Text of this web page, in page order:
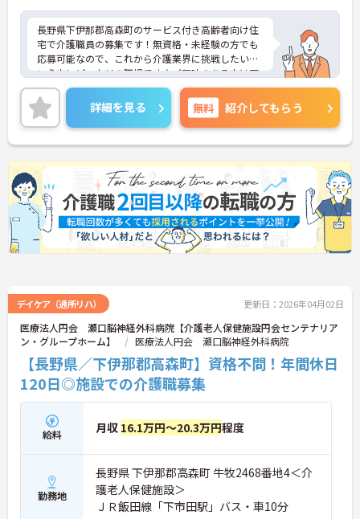
長野県下伊那郡高森町のサービス付き高齢者向け住
宅で介護職員の募集です！無資格・未経験の方でも
応募可能なので、これから介護業界に挑戦したいと
いう方にピッタリの職場です♪ご興味のある方は面
接ポイントをお伝えしますので、お気軽にご相談く
ださい！
詳細を見る 無料 紹介してもらう
デイケア（通所リハ） 更新日：2026年04月02日
医療法人円会 瀬口脳神経外科病院【介護老人保健施設円会センテナリア
ン・グループホーム】
医療法人円会 瀬口脳神経外科病院
【長野県／下伊那郡高森町】資格不問！年間休日
120日◎施設での介護職募集
給料 月収 16.1万円～20.3万円程度
勤務地
長野県 下伊那郡高森町 牛牧2468番地4＜介
護老人保健施設＞
ＪＲ飯田線「下市田駅」バス・車10分